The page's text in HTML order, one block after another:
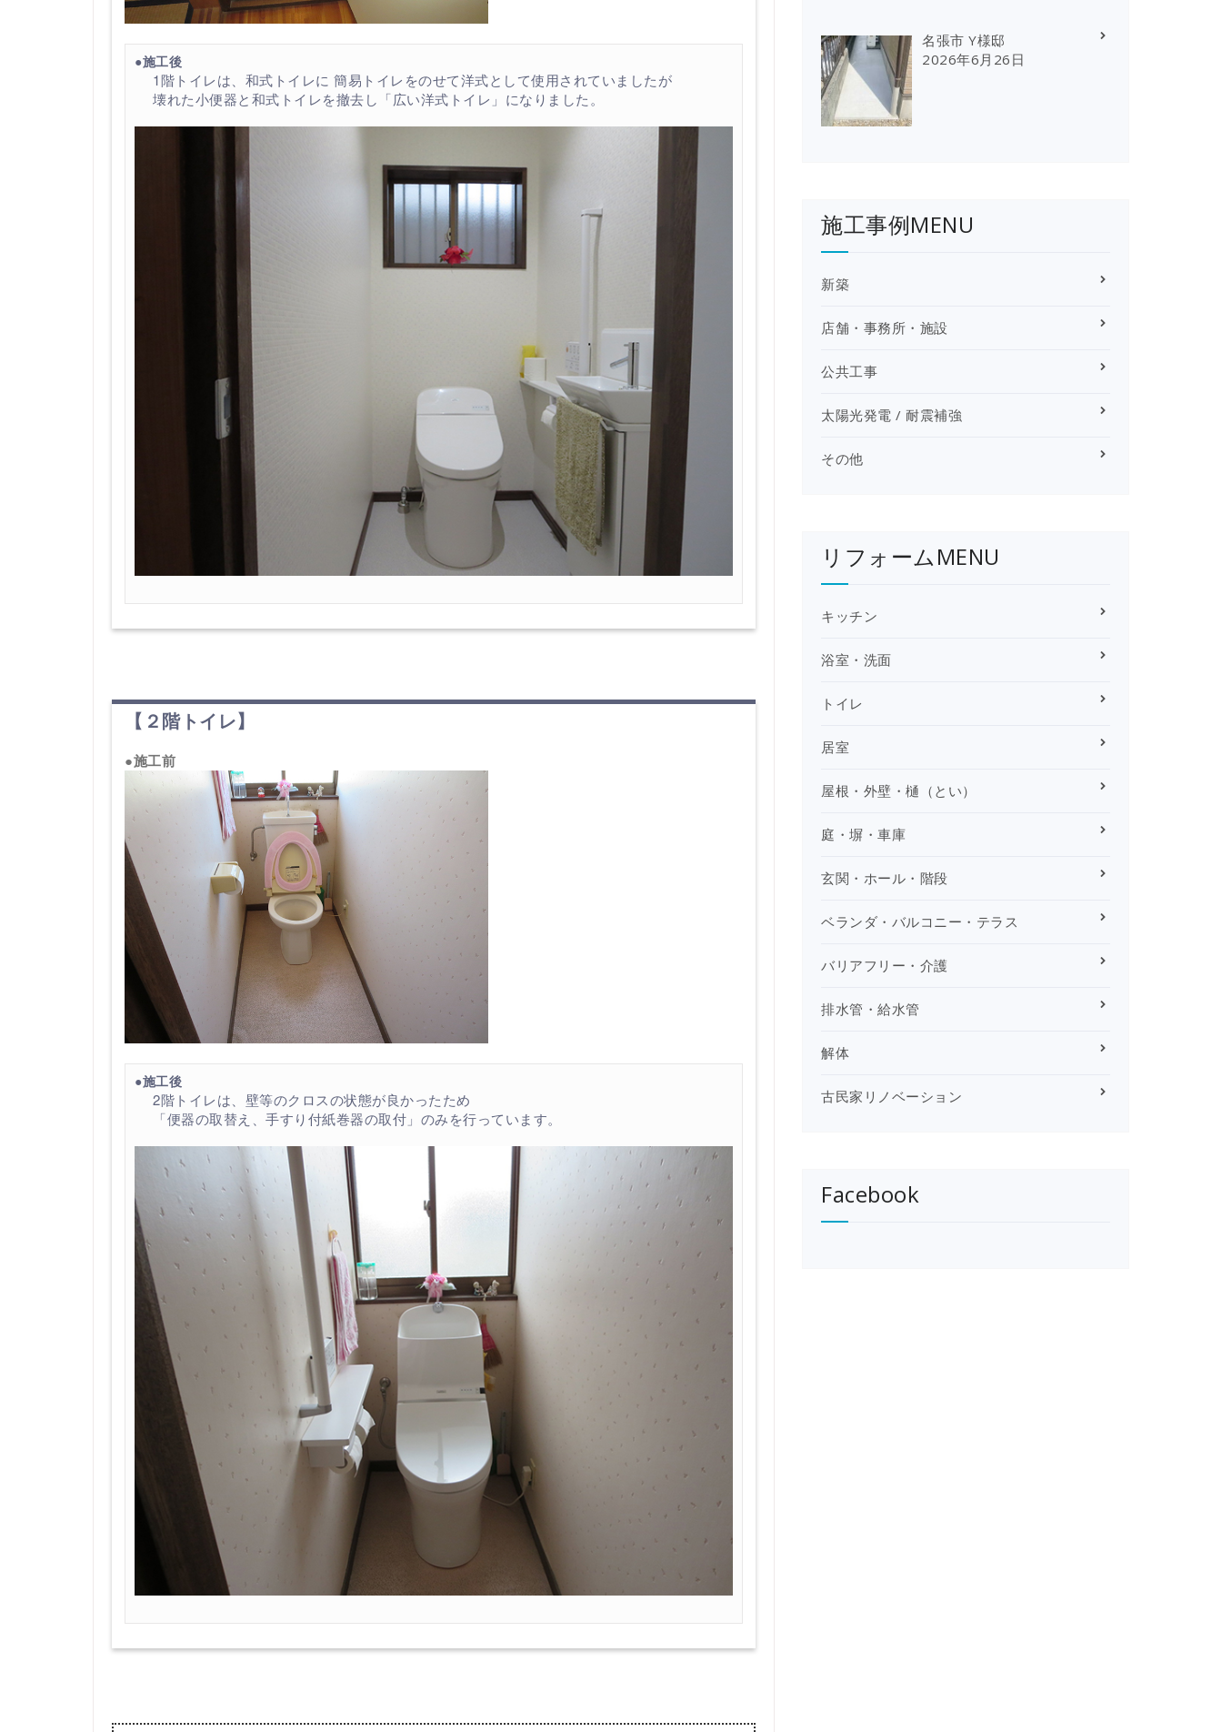
●施工後
1階トイレは、和式トイレに 簡易トイレをのせて洋式として使用されていましたが
壊れた小便器と和式トイレを撤去し「広い洋式トイレ」になりました。
【２階トイレ】
●施工前
●施工後
2階トイレは、壁等のクロスの状態が良かったため
「便器の取替え、手すり付紙巻器の取付」のみを行っています。
名張市 Y様邸
2026年6月26日
施工事例MENU
新築
店舗・事務所・施設
公共工事
太陽光発電 / 耐震補強
その他
リフォームMENU
キッチン
浴室・洗面
トイレ
居室
屋根・外壁・樋（とい）
庭・塀・車庫
玄関・ホール・階段
ベランダ・バルコニー・テラス
バリアフリー・介護
排水管・給水管
解体
古民家リノベーション
Facebook